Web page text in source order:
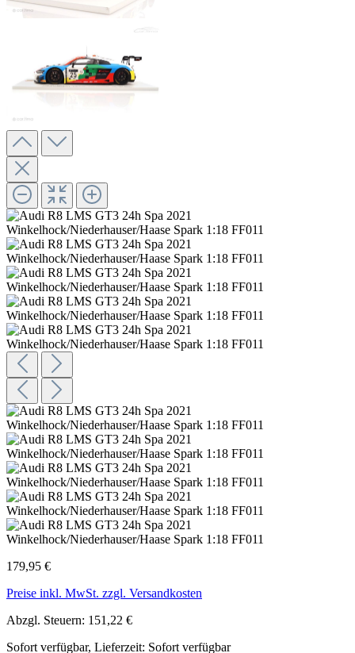
179,95 €
Preise inkl. MwSt. zzgl. Versandkosten
Abzgl. Steuern: 151,22 €
Sofort verfügbar, Lieferzeit: Sofort verfügbar